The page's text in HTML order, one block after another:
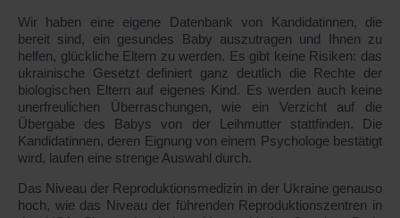
Wir haben eine eigene Datenbank von Kandidatinnen, die
bereit sind, ein gesundes Baby auszutragen und Ihnen zu
helfen, glückliche Eltern zu werden. Es gibt keine Risiken: das
ukrainische Gesetzt definiert ganz deutlich die Rechte der
biologischen Eltern auf eigenes Kind. Es werden auch keine
unerfreulichen Überraschungen, wie ein Verzicht auf die
Übergabe des Babys von der Leihmutter stattfinden. Die
Kandidatinnen, deren Eignung von einem Psychologe bestätigt
wird, laufen eine strenge Auswahl durch.
Das Niveau der Reproduktionsmedizin in der Ukraine genauso
hoch, wie das Niveau der führenden Reproduktionszentren in